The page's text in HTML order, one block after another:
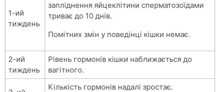
1-ий
тиждень
запліднення яйцеклітини сперматозоїдами
триває до 10 днів.
Помітних змін у поведінці кішки немає.
2-ий
тиждень
Рівень гормонів кішки наближається до
вагітного.
Кількість гормонів надалі зростає.